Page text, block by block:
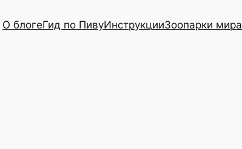
О блогеГид по ПивуИнструкцииЗоопарки мира